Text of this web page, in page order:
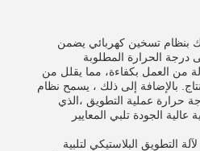
بنظام تسخين كهربائي يضمن
درجة الحرارة المطلوبة
من العمل بكفاءة، مما يقلل من
بالإضافة إلى ذلك ، يسمح نظام
حرارة عملية التطويق ،الذي
الجودة تلبي المعايير
التطويق البلاستيكي لتلبية